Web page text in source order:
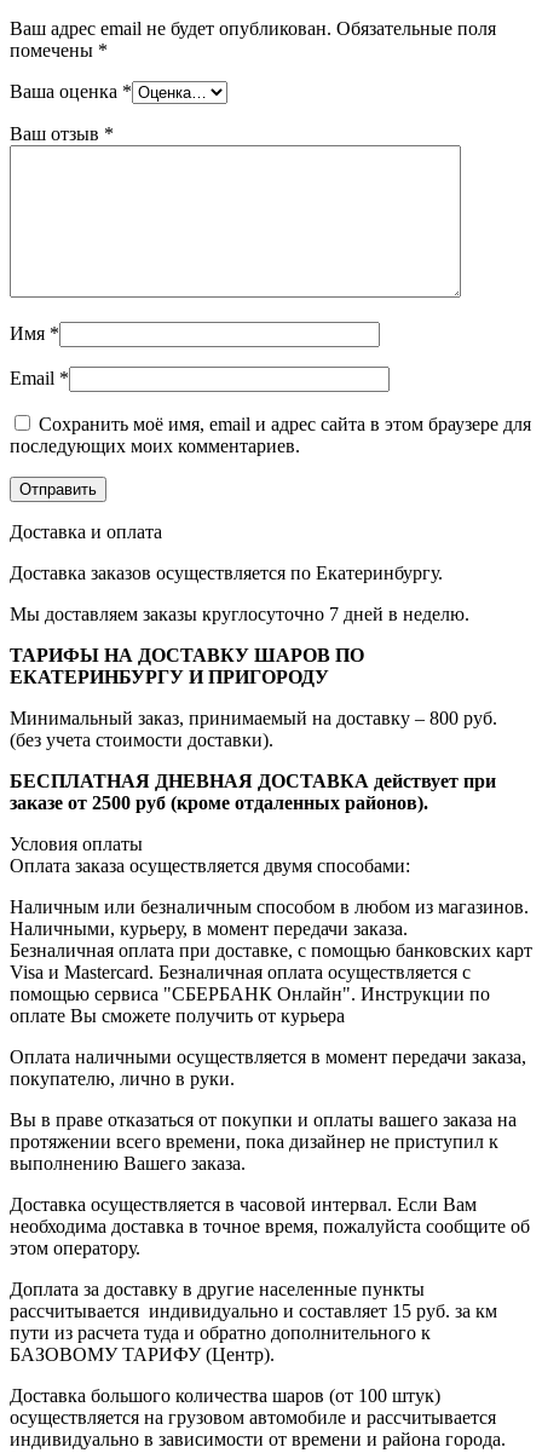
Ваш адрес email не будет опубликован. Обязательные поля
помечены *
Ваша оценка *
Ваш отзыв *
Имя *
Email *
Сохранить моё имя, email и адрес сайта в этом браузере для
последующих моих комментариев.
Доставка и оплата
Доставка заказов осуществляется по Екатеринбургу.
Мы доставляем заказы круглосуточно 7 дней в неделю.
ТАРИФЫ НА ДОСТАВКУ ШАРОВ ПО
ЕКАТЕРИНБУРГУ И ПРИГОРОДУ
Минимальный заказ, принимаемый на доставку – 800 руб.
(без учета стоимости доставки).
БЕСПЛАТНАЯ ДНЕВНАЯ ДОСТАВКА действует при
заказе от 2500 руб (кроме отдаленных районов).
Условия оплаты
Оплата заказа осуществляется двумя способами:
Наличным или безналичным способом в любом из магазинов.
Наличными, курьеру, в момент передачи заказа.
Безналичная оплата при доставке, с помощью банковских карт
Visa и Mastercard. Безналичная оплата осуществляется с
помощью сервиса "СБЕРБАНК Онлайн". Инструкции по
оплате Вы сможете получить от курьера
Оплата наличными осуществляется в момент передачи заказа,
покупателю, лично в руки.
Вы в праве отказаться от покупки и оплаты вашего заказа на
протяжении всего времени, пока дизайнер не приступил к
выполнению Вашего заказа.
Доставка осуществляется в часовой интервал. Если Вам
необходима доставка в точное время, пожалуйста сообщите об
этом оператору.
Доплата за доставку в другие населенные пункты
рассчитывается индивидуально и составляет 15 руб. за км
пути из расчета туда и обратно дополнительного к
БАЗОВОМУ ТАРИФУ (Центр).
Доставка большого количества шаров (от 100 штук)
осуществляется на грузовом автомобиле и рассчитывается
индивидуально в зависимости от времени и района города.